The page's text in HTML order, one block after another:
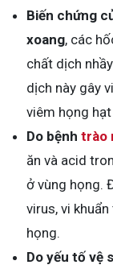
Biến chứng
xoang, các
chất dịch
dịch này gây
viêm họng
Do bệnh trào
ăn và acid
ở vùng họng.
virus, vi
họng.
Do yếu tố vệ